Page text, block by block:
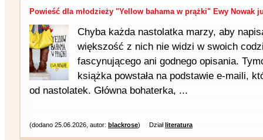
Powieść dla młodzieży "Yellow bahama w prążki" Ewy Nowak
Chyba każda nastolatka marzy, aby
większość z nich nie widzi w swoich
fascynującego ani godnego opisania.
książka powstała na podstawie e-maili,
od nastolatek. Główna bohaterka, ...
(dodano 25.06.2026, autor: blackrose) Działliteratura